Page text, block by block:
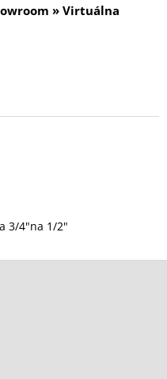
» Virtuálna
3/4"na 1/2"